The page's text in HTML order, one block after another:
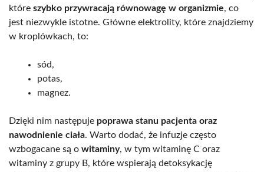
które szybko przywracają równowagę w organizmie, co
jest niezwykle istotne. Główne elektrolity, które znajdziemy
w kroplówkach, to:
sód,
potas,
magnez.
Dzięki nim następuje poprawa stanu pacjenta oraz
nawodnienie ciała. Warto dodać, że infuzje często
wzbogacane są o witaminy, w tym witaminę C oraz
witaminy z grupy B, które wspierają detoksykację